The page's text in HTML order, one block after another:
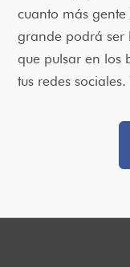
cuanto más
grande podrá ser
que pulsar en los
tus redes